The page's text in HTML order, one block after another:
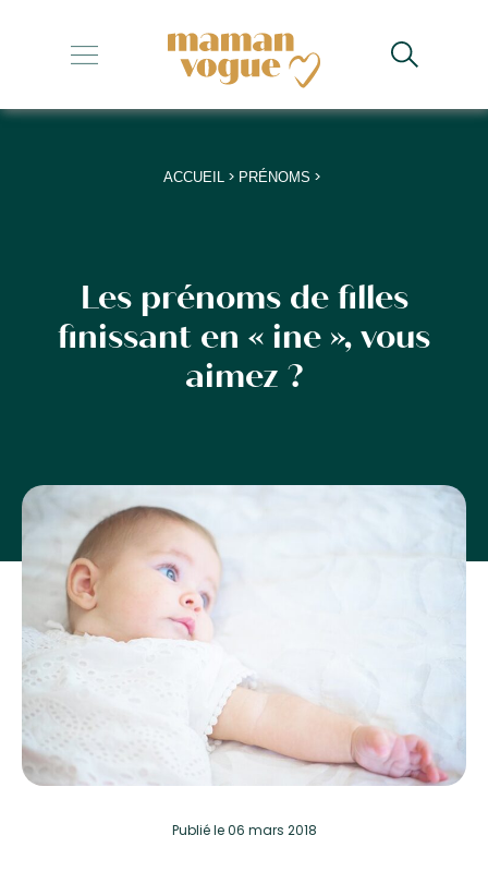
+
+
+
+
ACCUEIL > PRÉNOMS >
Les prénoms de filles
finissant en « ine », vous
aimez ?
Publiéle 06 mars 2018